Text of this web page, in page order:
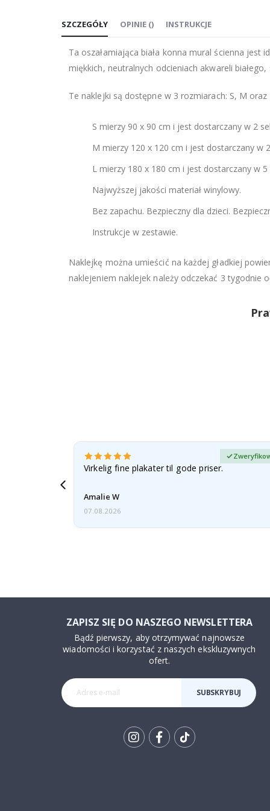
początek
SZCZEGÓŁY
Ta oszałamiająca biała konna mural ścienna
miękkich, neutralnych odcieniach akwareli
Te naklejki są dostępne w 3 rozmiarach: S, M oraz
S mierzy 90 x 90 cm i jest dostarczany w 2
M mierzy 120 x 120 cm i jest dostarczany w
L mierzy 180 x 180 cm i jest dostarczany w
Najwyższej jakości materiał winylowy.
Bez zapachu. Bezpieczny dla dzieci.
Instrukcje w zestawie.
Naklejkę można umieścić na każdej gładkiej
naklejeniem naklejek należy odczekać 3 tygodnie
OPINIE () INSTRUKCJE
Virkelig fine plakater til gode priser.
Amalie W
07.08.2026
ZAPISZ SIĘ DO NASZEGO NEWSLETTERA
Bądź pierwszy, aby otrzymywać najnowsze
wiadomości i korzystać z naszych ekskluzywnych
ofert.
SUBSKRYBUJ